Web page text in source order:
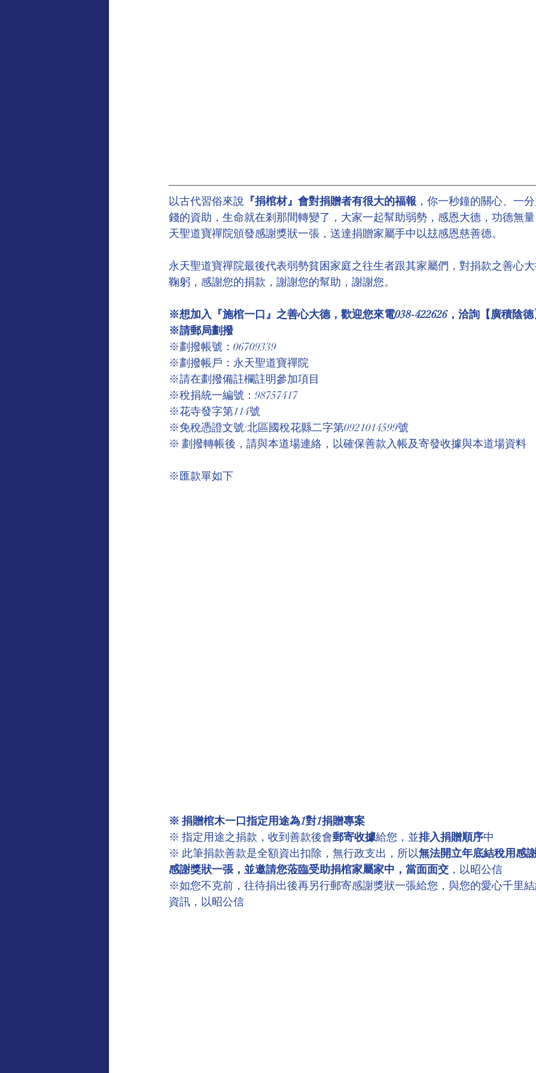
以古代習俗來說 『捐棺材』會對捐贈者有很大的福報 ，你一秒鐘的關心、一
錢的資助，生命就在剎那間轉變了，大家一起幫助弱勢，感恩大德，功德無
天聖道寶禪院頒發感謝獎狀一張，送達捐贈家屬手中以玆感恩慈善德。
永天聖道寶禪院最後代表弱勢貧困家庭之往生者跟其家屬們，對捐款之善心
鞠躬，感謝您的捐款，謝謝您的幫助，謝謝您。
※想加入『施棺一口』之善心大德，歡迎您來電038-422626，洽詢【廣積陰德
※請郵局劃撥
※劃撥帳號：06709339
※劃撥帳戶：永天聖道寶禪院
※請在劃撥備註欄註明參加項目
※稅捐統一編號：98757417
※花寺發字第114號
※免稅憑證文號:北區國稅花縣二字第0921014599號
※ 劃撥轉帳後，請與本道場連絡，以確保善款入帳及寄發收據與本道場資料
※匯款單如下
※ 捐贈棺木一口指定用途為1對1捐贈專案
※ 指定用途之捐款，收到善款後會郵寄收據給您，並排入捐贈順序中
※ 此筆捐款善款是全額資出扣除，無行政支出，所以無法開立年底結稅用感
感謝獎狀一張，並邀請您蒞臨受助捐棺家屬家中，當面面交 ，以昭公信
※如您不克前，往待捐出後再另行郵寄感謝獎狀一張給您，與您的愛心千里
資訊，以昭公信